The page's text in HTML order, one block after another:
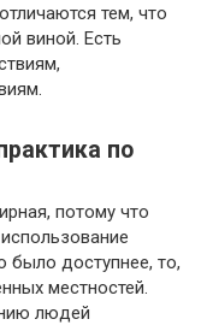
тем, что
виной. Есть
по
потому что
было доступнее, то,
местностей.
людей